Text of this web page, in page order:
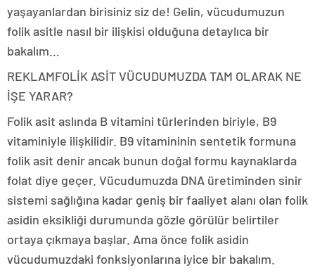
yaşayanlardan birisiniz siz de! Gelin, vücudumuzun
folik asitle nasıl bir ilişkisi olduğuna detaylıca bir
bakalım…
REKLAMFOLİK ASİT VÜCUDUMUZDA TAM OLARAK NE
İŞE YARAR?
Folik asit aslında B vitamini türlerinden biriyle, B9
vitaminiyle ilişkilidir. B9 vitamininin sentetik formuna
folik asit denir ancak bunun doğal formu kaynaklarda
folat diye geçer. Vücudumuzda DNA üretiminden sinir
sistemi sağlığına kadar geniş bir faaliyet alanı olan folik
asidin eksikliği durumunda gözle görülür belirtiler
ortaya çıkmaya başlar. Ama önce folik asidin
vücudumuzdaki fonksiyonlarına iyice bir bakalım.